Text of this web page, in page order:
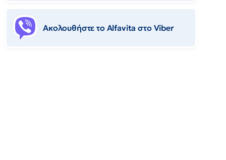
Ακολουθήστε το Αlfavita στο Viber